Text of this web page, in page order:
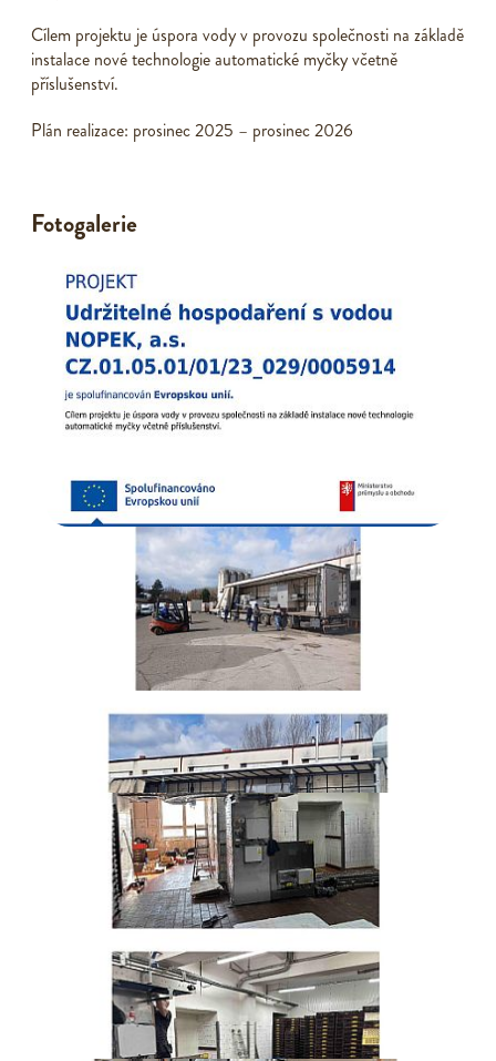
Cílem projektu je úspora vody v provozu společnosti na základě
instalace nové technologie automatické myčky včetně
příslušenství.
Plán realizace: prosinec 2025 – prosinec 2026
Fotogalerie